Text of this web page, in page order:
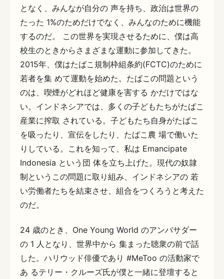
となく、みんなが自分の 声を持ち、政治は世界の
たった 1%のためだけでなく、みんなのために機能
するのだ。 この世界を実現させるために、僕は高
校生のときからさまざまな運動に参加してきた。
2015年、僕はたばこ規制枠組条約(FCTC)のために
若者を集 めて運動を始めた。たばこの問題という
のは、喫煙がどれほど健康を害する かだけではな
い。インドネシアでは、多くの子どもたちがたばこ
産業に搾取 されている。子どもたち自身がたばこ
を吸ったり、宣伝をしたり、たばこ農 場で働いた
りしている。これを知って、私は Emancipate
Indonesia という団 体を立ち上げた。現代の奴隷
制というこの問題に取り組み、インドネシアの 若
い労働者たちを結束させ、組合をつくろうと考えた
のだ。
24 歳のとき、One Young World のアンバサダー
の 1 人となり、世界中から 集まった聴衆の前で話
した。ハリウッド俳優であり #MeToo の活動家で
あ るテリー・クルーズ氏が僕と一緒に登壇すると